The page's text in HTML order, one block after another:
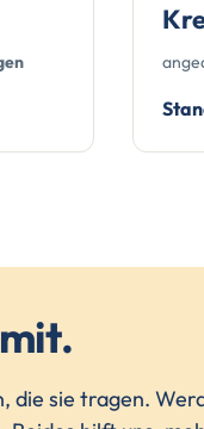
sie tragen.